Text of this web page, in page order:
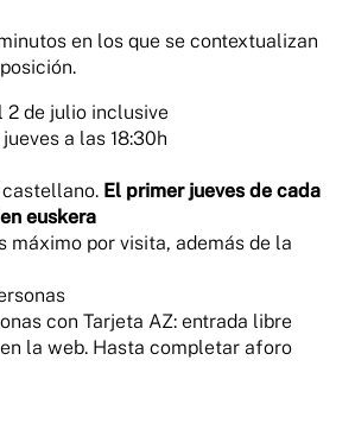
en los que se contextualizan
2 de julio inclusive
a las 18:30h
El primer jueves de cada
euskera
máximo por visita, además de la
con Tarjeta AZ: entrada libre
la web. Hasta completar aforo